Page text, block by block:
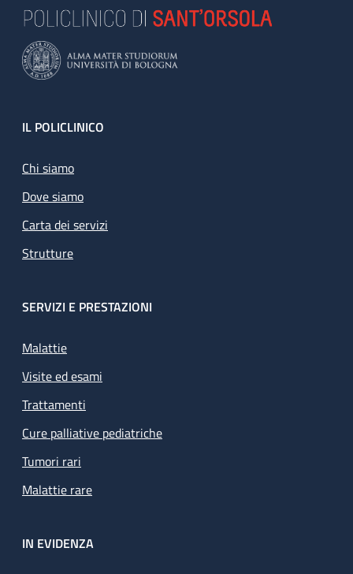
Footer
IL POLICLINICO
Chi siamo
Dove siamo
Carta dei servizi
Strutture
SERVIZI E PRESTAZIONI
Malattie
Visite ed esami
Trattamenti
Cure palliative pediatriche
Tumori rari
Malattie rare
IN EVIDENZA